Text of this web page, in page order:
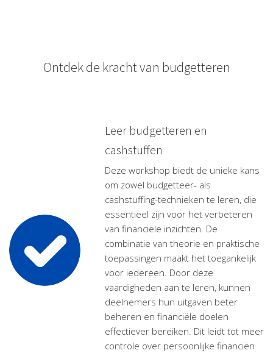
Ontdek de kracht van budgetteren
Leer budgetteren en
cashstuffen
Deze workshop biedt de unieke kans
om zowel budgetteer- als
cashstuffing-technieken te leren, die
essentieel zijn voor het verbeteren
van financiële inzichten. De
combinatie van theorie en praktische
toepassingen maakt het toegankelijk
voor iedereen. Door deze
vaardigheden aan te leren, kunnen
deelnemers hun uitgaven beter
beheren en financiële doelen
effectiever bereiken. Dit leidt tot meer
controle over persoonlijke financiën